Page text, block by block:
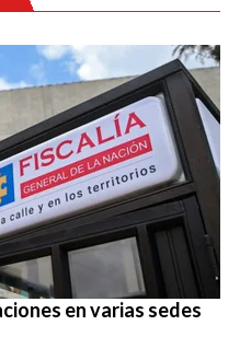
en varias sedes